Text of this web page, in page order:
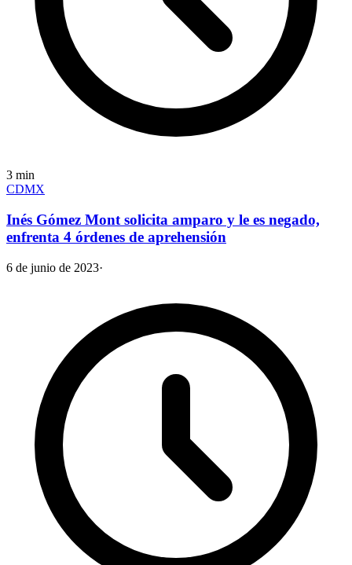
3 min
CDMX
Inés Gómez Mont solicita amparo y le es negado,
enfrenta 4 órdenes de aprehensión
6 de junio de 2023·